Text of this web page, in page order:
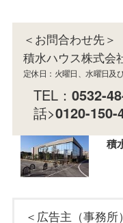
＜お問合わせ先＞
積水ハウス株式
定休日：火曜日、水曜日
TEL：0532-
話>0120-150-
積
＜広告主（事務所